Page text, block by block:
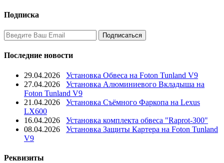
Подписка
Последние новости
29.04.2026
Установка Обвеса на Foton Tunland V9
27.04.2026
Установка Алюминиевого Вкладыша на
Foton Tunland V9
21.04.2026
Установка Съёмного Фаркопа на Lexus
LX600
16.04.2026
Установка комплекта обвеса "Raprot-300"
08.04.2026
Установка Защиты Картера на Foton Tunland
V9
Реквизиты